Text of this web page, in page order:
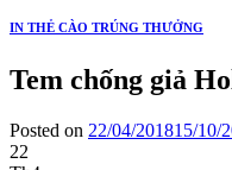
IN THẺ CÀO TRÚNG THƯỞNG
Tem chống giả
Posted on 22/04/201815/10/
22